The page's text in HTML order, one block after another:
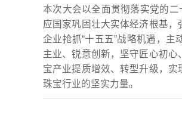
本次大会以全面贯彻落实党的
应国家巩固壮大实体经济根基
企业抢抓“十五五”战略机遇，
主业、锐意创新，坚守匠心初
宝产业提质增效、转型升级，
珠宝行业的坚实力量。